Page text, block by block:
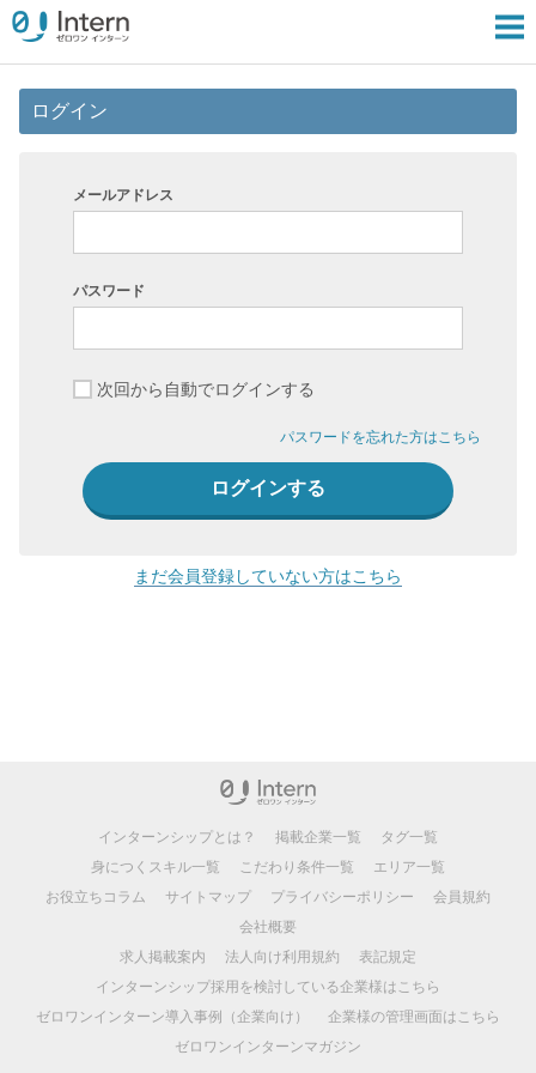
ログイン
メールアドレス
パスワード
次回から自動でログインする
パスワードを忘れた方はこちら
まだ会員登録していない方はこちら
インターンシップとは？ 掲載企業一覧
タグ一覧
身につくスキル一覧
こだわり条件一覧
エリア一覧
お役立ちコラム
サイトマップ プライバシーポリシー
会員規約
会社概要
求人掲載案内
法人向け利用規約
表記規定
インターンシップ採用を検討している企業様はこちら
ゼロワンインターン導入事例（企業向け）
企業様の管理画面はこちら
ゼロワンインターンマガジン